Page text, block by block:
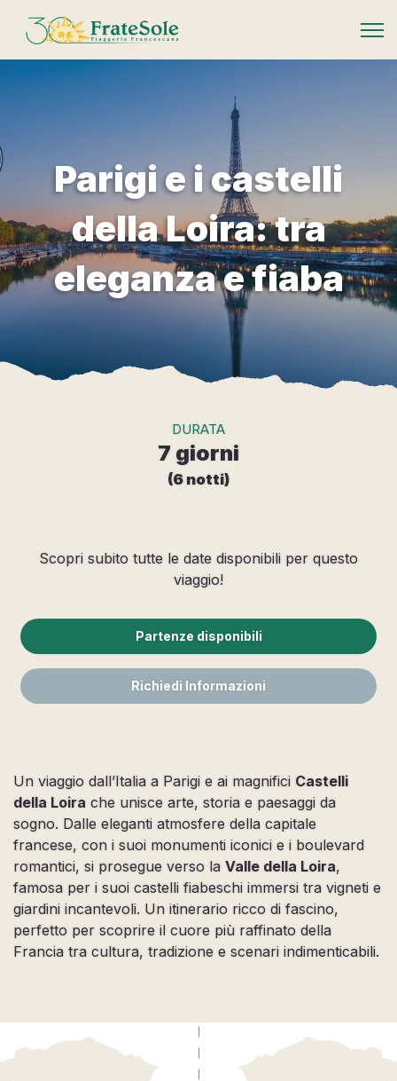
FrateSole Viaggeria Francescana
Parigi e i castelli
della Loira: tra
eleganza e fiaba
DURATA
7 giorni
(6 notti)
Scopri subito tutte le date disponibili per questo
viaggio!
Partenze disponibili
Richiedi Informazioni
Un viaggio dall’Italia a Parigi e ai magnifici Castelli
della Loira che unisce arte, storia e paesaggi da
sogno. Dalle eleganti atmosfere della capitale
francese, con i suoi monumenti iconici e i boulevard
romantici, si prosegue verso la Valle della Loira,
famosa per i suoi castelli fiabeschi immersi tra vigneti e
giardini incantevoli. Un itinerario ricco di fascino,
perfetto per scoprire il cuore più raffinato della
Francia tra cultura, tradizione e scenari indimenticabili.